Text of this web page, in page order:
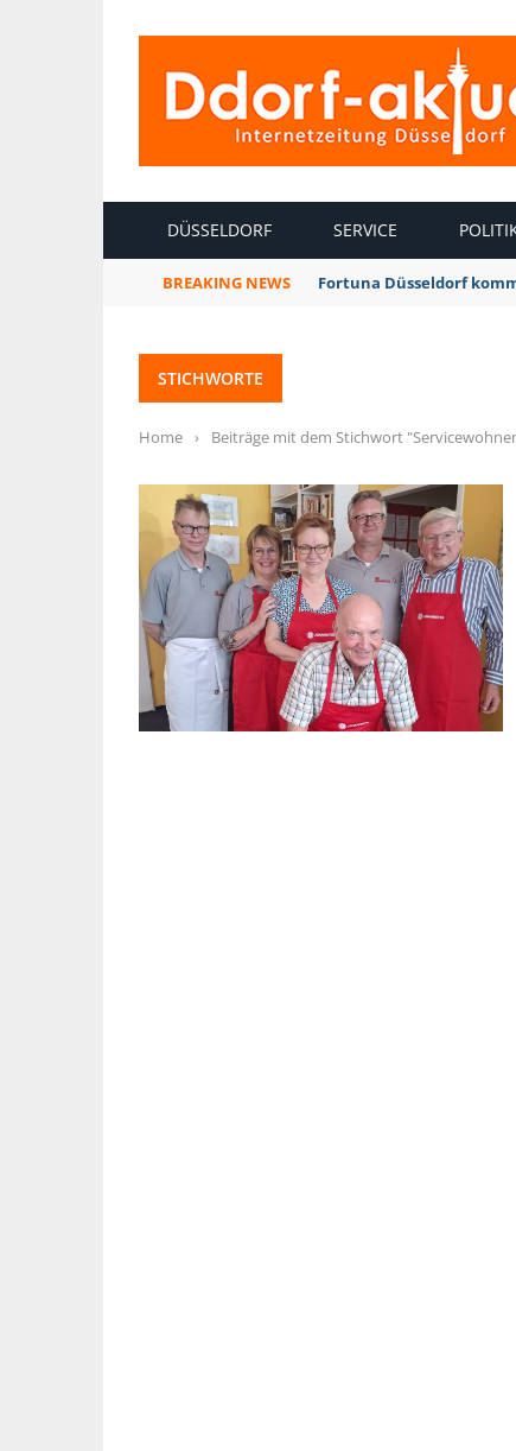
DÜSSELDORF SERVICE
BREAKING NEWS Fortuna Düsseldorf
STICHWORTE
Home › Beiträge mit dem Stichwort